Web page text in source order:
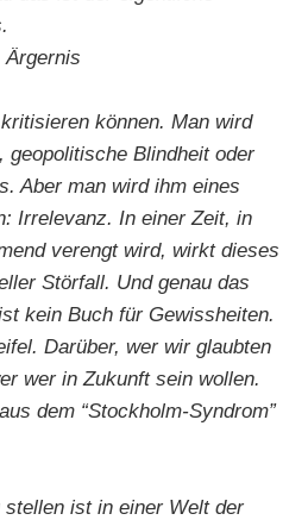
Ärgernis
können. Man wird
geopolitische Blindheit oder
Aber man wird ihm eines
Irrelevanz. In einer Zeit, in
verengt wird, wirkt dieses
Störfall. Und genau das
kein Buch für Gewissheiten.
Darüber, wer wir glaubten
wer in Zukunft sein wollen.
dem “Stockholm-Syndrom”
stellen ist in einer Welt der